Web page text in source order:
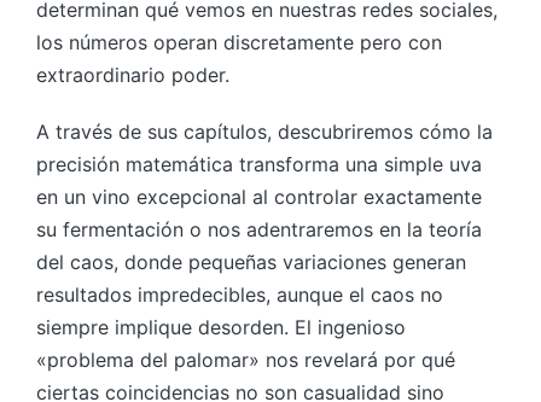
determinan qué vemos en nuestras redes sociales,
los números operan discretamente pero con
extraordinario poder.
A través de sus capítulos, descubriremos cómo la
precisión matemática transforma una simple uva
en un vino excepcional al controlar exactamente
su fermentación o nos adentraremos en la teoría
del caos, donde pequeñas variaciones generan
resultados impredecibles, aunque el caos no
siempre implique desorden. El ingenioso
«problema del palomar» nos revelará por qué
ciertas coincidencias no son casualidad sino